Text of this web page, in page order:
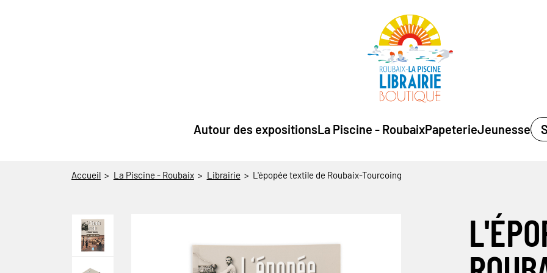
Autour des expositionsLa Piscine - RoubaixPapeterieJeunesse
Accueil La Piscine - Roubaix Librairie L'épopée textile de Roubaix-Tourcoing